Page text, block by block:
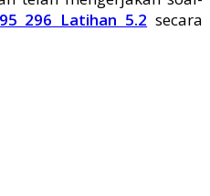
296 Latihan 5.2 secara